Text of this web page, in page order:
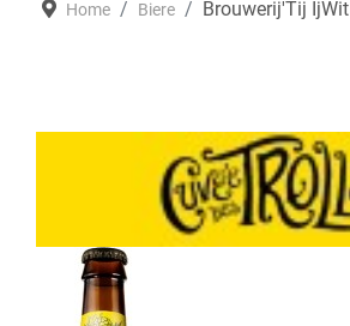
Home Biere Brouwerij'Tij IjWit